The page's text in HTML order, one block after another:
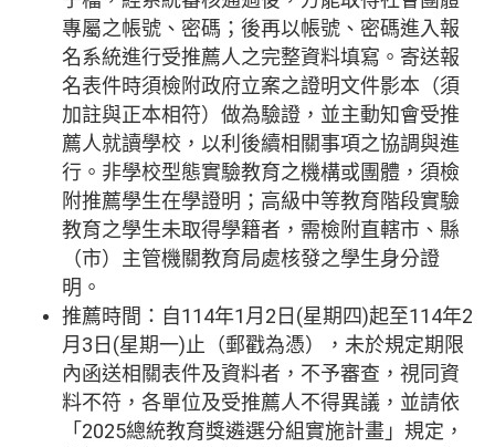
專屬之帳號、密碼；後再以帳號、密碼進入報
名系統進行受推薦人之完整資料填寫。寄送報
名表件時須檢附政府立案之證明文件影本（須
加註與正本相符）做為驗證，並主動知會受推
薦人就讀學校，以利後續相關事項之協調與進
行。非學校型態實驗教育之機構或團體，須檢
附推薦學生在學證明；高級中等教育階段實驗
教育之學生未取得學籍者，需檢附直轄市、縣
（市）主管機關教育局處核發之學生身分證
明。
推薦時間：自114年1月2日(星期四)起至114年2
月3日(星期一)止（郵戳為憑），未於規定期限
內函送相關表件及資料者，不予審查，視同資
料不符，各單位及受推薦人不得異議，並請依
「2025總統教育獎遴選分組實施計畫」規定，